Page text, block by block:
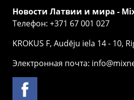
Новости Латвии и мира -
Телефон: +371 67 001 027
KROKUS F, Audēju iela 14 - 10,
Электронная почта: